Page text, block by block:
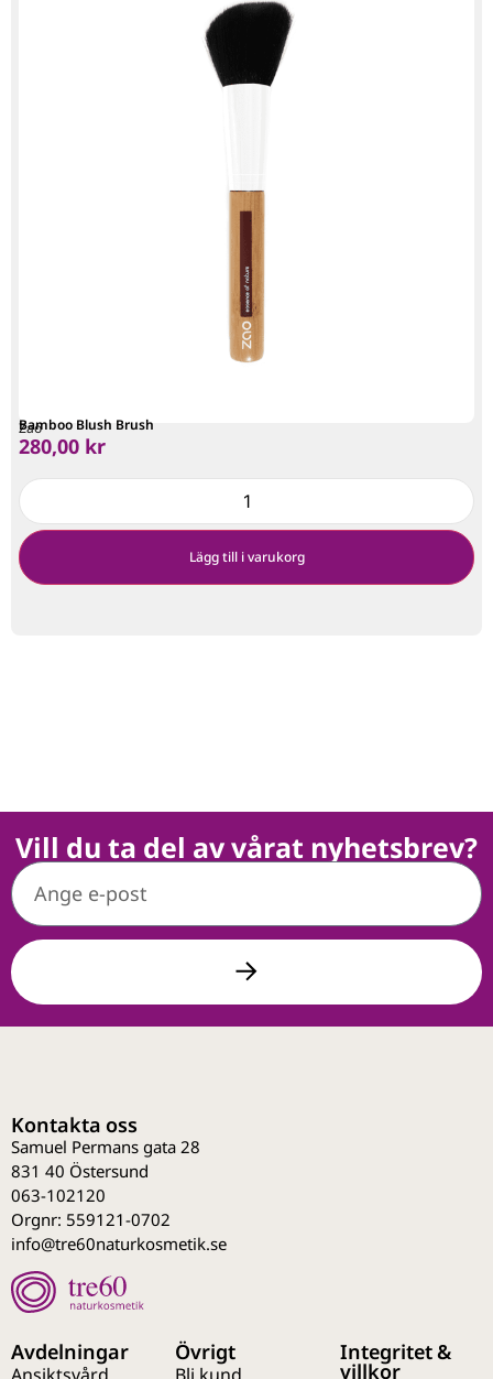
Zao
Bamboo Blush Brush
280,00 kr
Lägg till i varukorg
Vill du ta del av vårat nyhetsbrev?
Kontakta oss
Samuel Permans gata 28
831 40 Östersund
063-102120
Orgnr: 559121-0702
info@tre60naturkosmetik.se
Avdelningar Övrigt Integritet &
villkor